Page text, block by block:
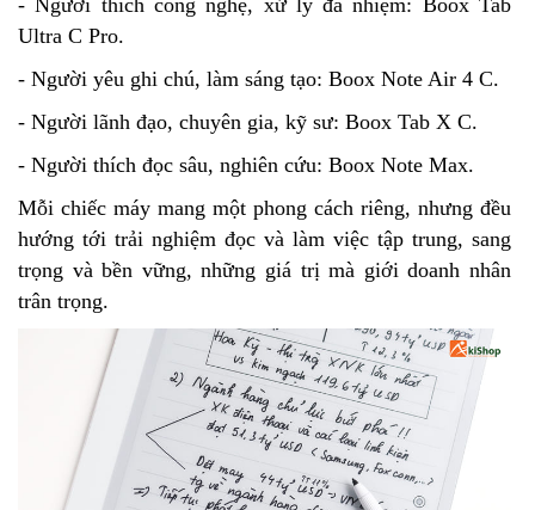
Ultra C Pro.
- Người yêu ghi chú, làm sáng tạo: Boox Note Air 4 C.
- Người lãnh đạo, chuyên gia, kỹ sư: Boox Tab X C.
- Người thích đọc sâu, nghiên cứu: Boox Note Max.
Mỗi chiếc máy mang một phong cách riêng, nhưng đều
hướng tới trải nghiệm đọc và làm việc tập trung, sang
trọng và bền vững, những giá trị mà giới doanh nhân
trân trọng.